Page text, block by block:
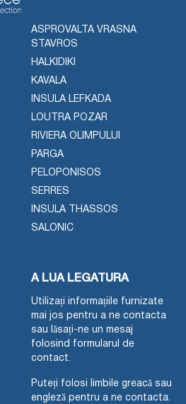
ASPROVALTA VRASNA
STAVROS
HALKIDIKI
KAVALA
INSULA LEFKADA
LOUTRA POZAR
RIVIERA OLIMPULUI
PARGA
PELOPONISOS
SERRES
INSULA THASSOS
SALONIC
A LUA LEGATURA
Utilizați informațiile furnizate
mai jos pentru a ne contacta
sau lăsați-ne un mesaj
folosind formularul de
contact.
Puteți folosi limbile greacă sau
engleză pentru a ne contacta.